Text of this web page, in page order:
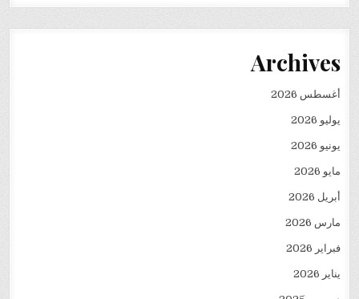
Archives
أغسطس 2026
يوليو 2026
يونيو 2026
مايو 2026
أبريل 2026
مارس 2026
فبراير 2026
يناير 2026